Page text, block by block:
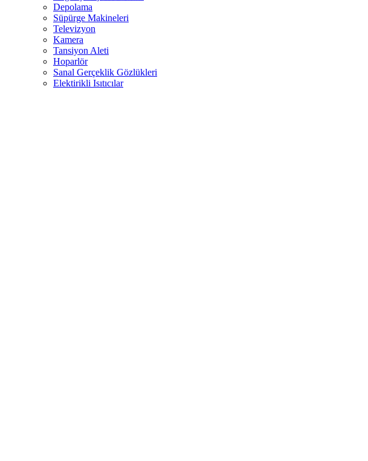
Depolama
Süpürge Makineleri
Televizyon
Kamera
Tansiyon Aleti
Hoparlör
Sanal Gerçeklik Gözlükleri
Elektirikli Isıtıcılar